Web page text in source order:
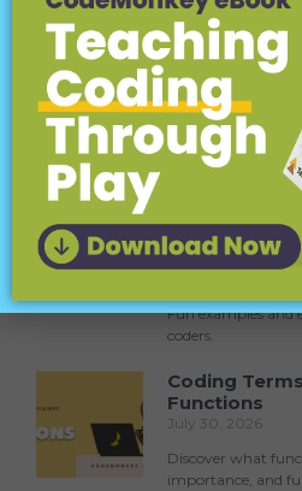
para tu escuela
Más para explorar:
Coding
Inputs
August 6, 2026
Fun examples and
coders.
Coding
Functions
July 30, 2026
Discover what
importance, and